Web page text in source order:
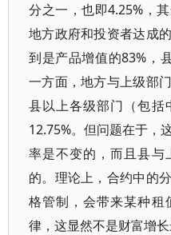
分之一，也即4.25%，
地方政府和投资者达成
到是产品增值的83%，
一方面，地方与上级部
县以上各级部门（包括
12.75%。但问题在于，
率是不变的，而且县与
的。理论上，合约中的
格管制，会带来某种租
律，这显然不是财富增长